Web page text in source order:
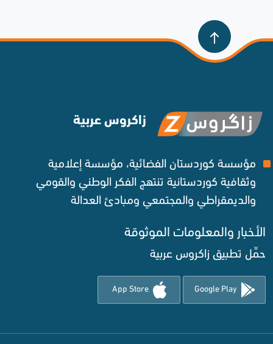
زاكروس عربية
مؤسسة كوردستان الفضائية، مؤسسة إعلامية
وثقافية كوردستانية تنتهج الفكر الوطني والقومي
والديمقراطي والمجتمعي ومبادئ العدالة ‌
الأخبار والمعلومات الموثوقة‌
حمِّل تطبيق زاكروس عربية
Google Play
App Store